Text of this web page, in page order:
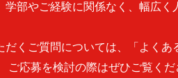
学部やご経験に関係なく、幅広く
だくご質問については、「よくあ
ご応募を検討の際はぜひご覧く